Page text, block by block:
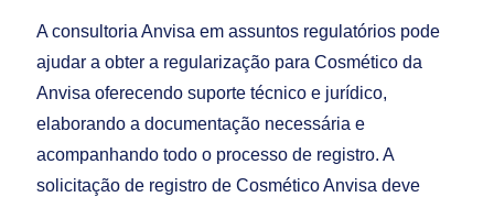
A consultoria Anvisa em assuntos regulatórios pode
ajudar a obter a regularização para Cosmético da
Anvisa oferecendo suporte técnico e jurídico,
elaborando a documentação necessária e
acompanhando todo o processo de registro. A
solicitação de registro de Cosmético Anvisa deve